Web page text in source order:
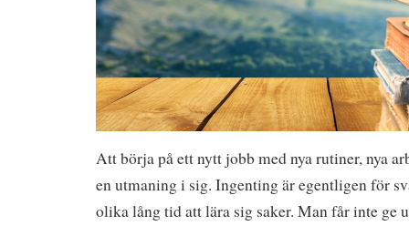
Att börja på ett nytt jobb med nya rutiner, nya
en utmaning i sig. Ingenting är egentligen för
olika lång tid att lära sig saker. Man får inte ge